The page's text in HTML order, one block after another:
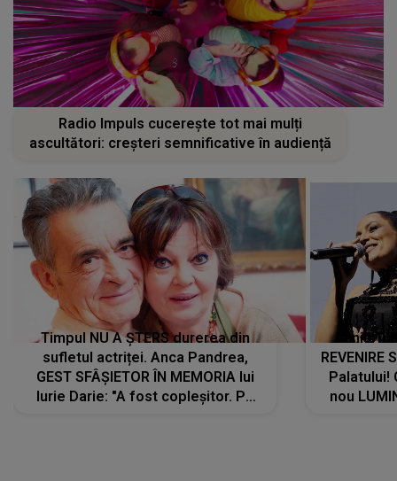
Radio Impuls cucerește tot mai mulți
ascultători: creșteri semnificative în audiență
Timpul NU A ȘTERS durerea din
sufletul actriței. Anca Pandrea,
GEST SFÂȘIETOR ÎN MEMORIA lui
Iurie Darie: "A fost copleșitor. Pe
Tania
REVENIRE
Palatului!
nou